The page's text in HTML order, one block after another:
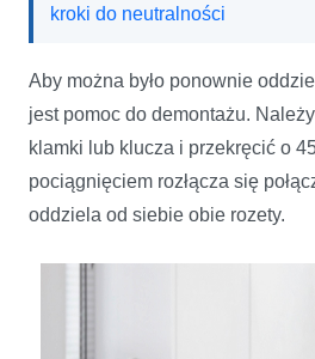
kroki do neutralności
Aby można było ponownie
jest pomoc do demontażu.
klamki lub klucza i przekręcić o
pociągnięciem rozłącza się
oddziela od siebie obie rozety.